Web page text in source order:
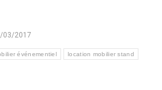
03/2017
événementiel location mobilier stand